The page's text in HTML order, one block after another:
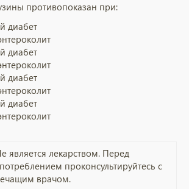
противопоказан при:
диабет
диабет
диабет
диабет
является лекарством. Перед
проконсультируйтесь с
врачом.